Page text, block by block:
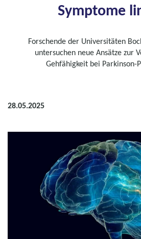
Symptome
Forschende der Universitäten
untersuchen neue Ansätze zur
Gehfähigkeit bei Parkinson-
28.05.2025